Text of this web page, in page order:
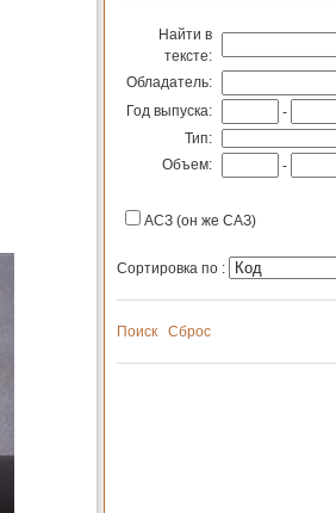
Найти в
тексте:
Обладатель:
Год выпуска:
-
Тип:
Объем:
-
АСЗ (он же САЗ)
Сортировка по :
Поиск Сброс